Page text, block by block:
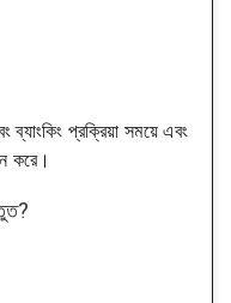
ব্যাংকিং প্রক্রিয়া সময়ে এবং
করে।